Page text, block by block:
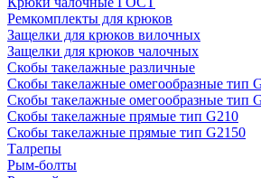
Ремкомплекты для крюков
Защелки для крюков вилочных
Защелки для крюков чалочных
Скобы такелажные различные
Скобы такелажные омегообразные тип
Скобы такелажные омегообразные тип
Скобы такелажные прямые тип G210
Скобы такелажные прямые тип G2150
Талрепы
Рым-болты